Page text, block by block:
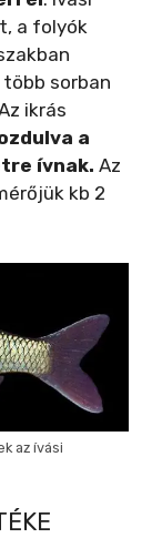
a folyók
sorban
ikrás
a
ívnak. Az
kb 2
az ívási